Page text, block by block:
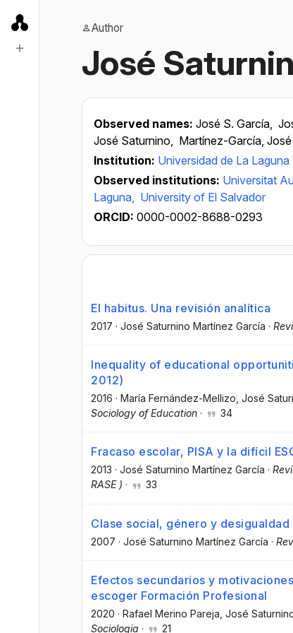
Author
José
Observed names: José S. García,
José Saturnino, Martínez-García,
Institution: Universidad de La Laguna
Observed institutions: Universitat
Laguna, University of El Salvador
ORCID: 0000-0002-8688-0293
El habitus. Una revisión analítica
2017 · José Saturnino Martínez García ·
Inequality of educational
2012)
2016 · María Fernández-Mellizo , José
Sociology of Education · 34
Fracaso escolar, PISA y la difícil
2013 · José Saturnino Martínez García ·
RASE ) · 33
Clase social, género y
2007 · José Saturnino Martínez García ·
Efectos secundarios y
escoger Formación Profesional
2020 · Rafael Merino Pareja , José
Sociologia · 21